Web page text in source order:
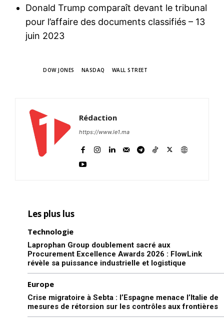
Donald Trump comparaît devant le tribunal
pour l’affaire des documents classifiés – 13
juin 2023
DOW JONES NASDAQ WALL STREET
Rédaction
https://www.le1.ma
Les plus lus
Technologie
Laprophan Group doublement sacré aux
Procurement Excellence Awards 2026 : FlowLink
révèle sa puissance industrielle et logistique
Europe
Crise migratoire à Sebta : l’Espagne menace l’Italie de
mesures de rétorsion sur les contrôles aux frontières